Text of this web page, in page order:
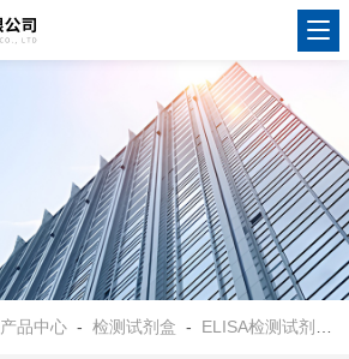
产品中心 -检测试剂盒 - ELISA检测试剂盒